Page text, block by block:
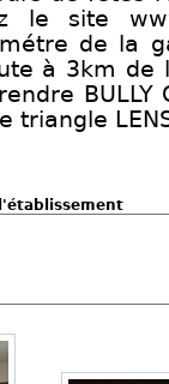
site
de la
à 3km de
BULLY
triangle